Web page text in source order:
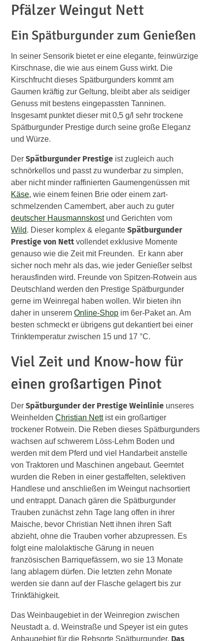
Pfälzer Weingut Nett
Ein Spätburgunder zum Genießen
In seiner Sensorik bietet er eine elegante, feinwürzige
Kirschnase, die wie aus einem Guss wirkt. Die
Kirschfrucht dieses Spätburgunders kommt am
Gaumen kräftig zur Geltung, bleibt aber als seidiger
Genuss mit bestens eingepassten Tanninen.
Insgesamt punktet dieser mit 0,5 g/l sehr trockene
Spätburgunder Prestige durch seine große Eleganz
und Würze.
Der Spätburgunder Prestige ist zugleich auch
schnörkellos und passt zu wunderbar zu simplen,
aber nicht minder raffinierten Gaumengenüssen mit
Käse, wie einem feinen Brie oder einem zart-
schmelzenden Camembert, aber auch zu guter
deutscher Hausmannskostund Gerichten vom
Wild. Dieser komplex & eleganteSpätburgunder
Prestige von Nett vollendet exklusive Momente
genauso wie die Zeit mit Freunden. Er kann aber
sicher noch mehr als das, wie jeder Genießer selbst
herausfinden wird. Freunde von Spitzen-Rotwein aus
Deutschland werden den Prestige Spätburgunder
gerne im Weinregal haben wollen. Wir bieten ihn
daher in unseremOnline-Shop im 6er-Paket an. Am
besten schmeckt er übrigens gut dekantiert bei einer
Trinktemperatur zwischen 15 und 17 °C.
Viel Zeit und Know-how für
einen großartigen Pinot
DerSpätburgunder der Prestige Weinlinie unseres
WeinheldenChristian Nettist ein großartiger
trockener Rotwein. Die Reben dieses Spätburgunders
wachsen auf schwerem Löss-Lehm Boden und
werden mit dem Pferd und viel Handarbeit anstelle
von Traktoren und Maschinen angebaut. Geerntet
wurden die Reben in einer gestaffelten, selektiven
Handlese und anschließen im Weingut nachsortiert
und entrappt. Danach gären die Spätburgunder
Trauben zunächst zehn Tage lang offen in ihrer
Maische, bevor Christian Nett ihnen ihren Saft
abzieht, ohne die Trauben vorher abzupressen. Es
folgt eine malolaktische Gärung in neuen
französischen Barriquefässern, wo sie 13 Monate
lang ablagern dürfen. Die letzten zehn Monate
werden sie dann auf der Flasche gelagert bis zur
Trinkfähigkeit.
Das Weinbaugebiet in der Weinregion zwischen
Neustadt a. d. Weinstraße und Speyer ist ein gutes
Anbaugebiet für die Rebsorte Spätburgunder. Das